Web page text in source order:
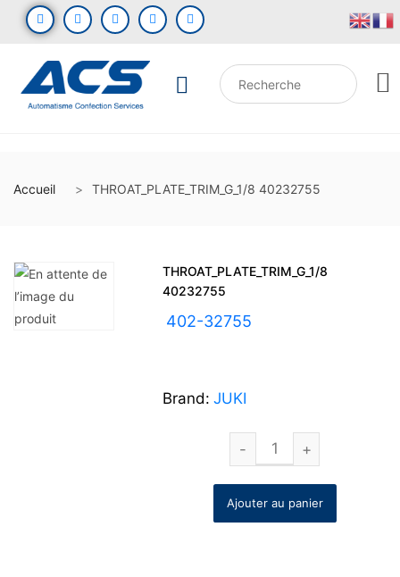
Accueil THROAT_PLATE_TRIM_G_1/8 40232755
THROAT_PLATE_TRIM_G_1/8
40232755
402-32755
Brand: JUKI
Ajouter au panier